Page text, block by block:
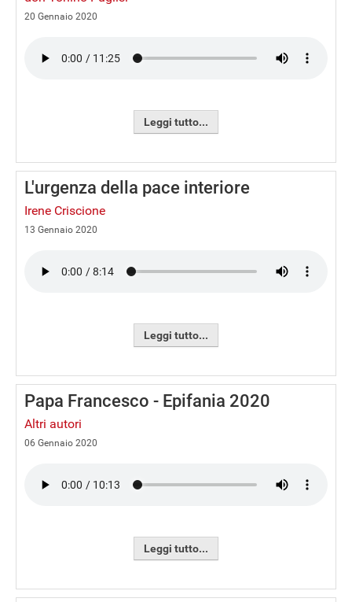
20 Gennaio 2020
Leggi tutto...
L'urgenza della pace interiore
Irene Criscione
13 Gennaio 2020
Leggi tutto...
Papa Francesco - Epifania 2020
Altri autori
06 Gennaio 2020
Leggi tutto...